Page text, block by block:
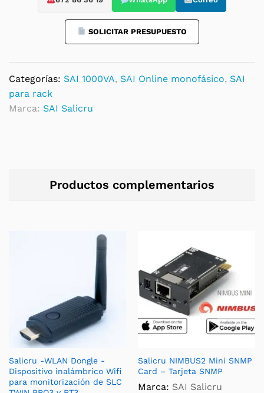
SOLICITAR PRESUPUESTO
Categorías: SAI 1000VA, SAI Online monofásico, SAI
para rack
Marca: SAI Salicru
Productos complementarios
Salicru -WLAN Dongle -
Dispositivo inalámbrico Wifi
para monitorización de SLC
Salicru NIMBUS2 Mini SNMP
Card – Tarjeta SNMP
Marca: SAI Salicru